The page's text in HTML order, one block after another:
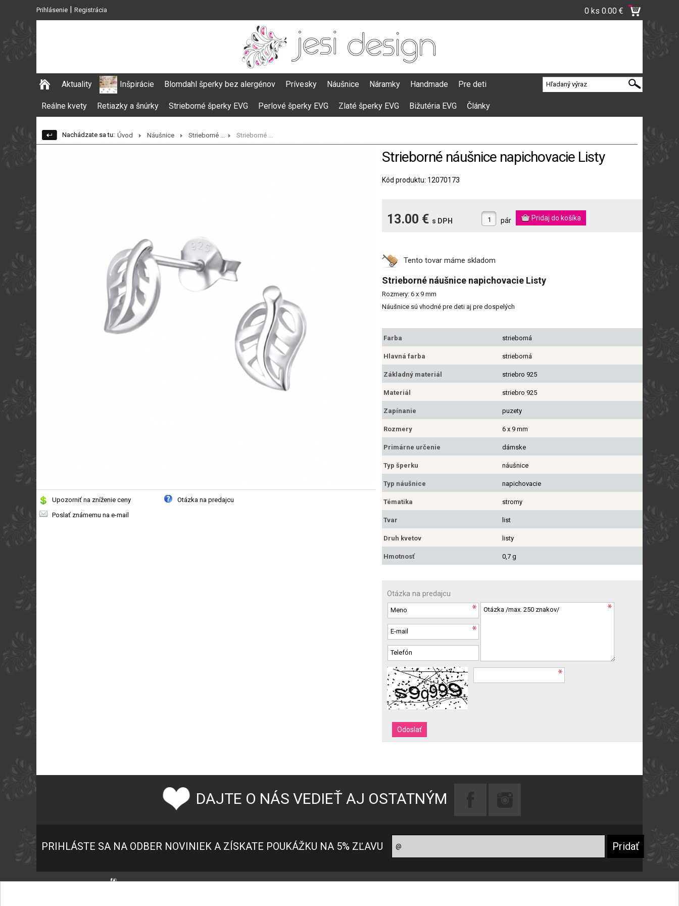
Prihlásenie | Registrácia 0 ks 0.00 €
Aktuality Inšpirácie Blomdahl šperky bez alergénov Prívesky Náušnice Náramky Handmade Pre deti
Reálne kvety Retiazky a šnúrky Strieborné šperky EVG Perlové šperky EVG Zlaté šperky EVG Bižutéria EVG Články
Nachádzate sa tu: Úvod Náušnice Strieborné ... Strieborné ...
Upozorniť na zníženie ceny
Otázka na predajcu
Poslať známemu na e-mail
Strieborné náušnice napichovacie Listy
Kód produktu: 12070173
13.00 € s DPH pár
Tento tovar máme skladom
Strieborné náušnice napichovacie Listy
Rozmery: 6 x 9 mm
Náušnice sú vhodné pre deti aj pre dospelých
Farba strieborná
Hlavná farba strieborná
Základný materiál striebro 925
Materiál striebro 925
Zapínanie puzety
Rozmery 6 x 9 mm
Primárne určenie dámske
Typ šperku náušnice
Typ náušnice napichovacie
Tématika stromy
Tvar list
Druh kvetov listy
Hmotnosť 0,7 g
Otázka na predajcu
DAJTE O NÁS VEDIEŤ AJ OSTATNÝM
PRIHLÁSTE SA NA ODBER NOVINIEK A ZÍSKATE POUKÁŽKU NA 5% ZĽAVU